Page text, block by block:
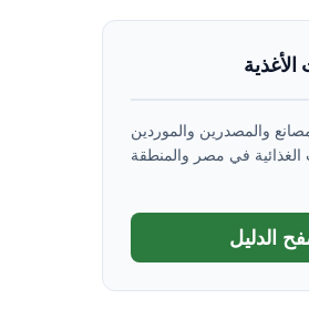
والمصدرين والموردين
في مصر والمنطقة
الدليل